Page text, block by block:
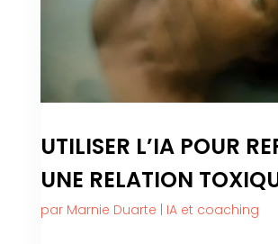
UTILISER L’IA POUR
UNE RELATION
par Marnie Duarte | IA et coaching